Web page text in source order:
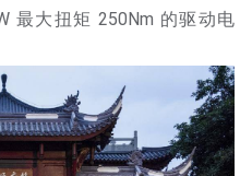
最大扭矩 250Nm 的驱动电